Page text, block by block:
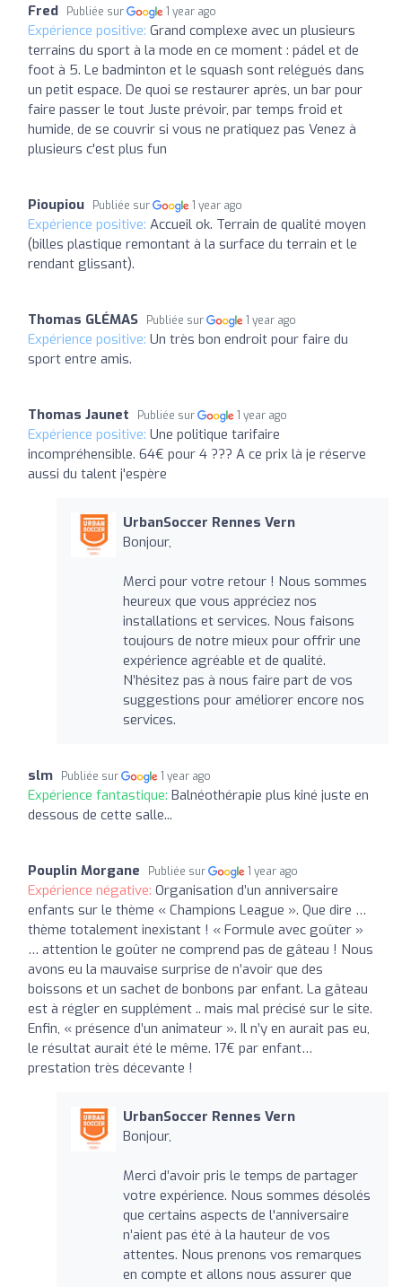
Fred Publiée sur 1 year ago
Expérience positive: Grand complexe avec un plusieurs
terrains du sport à la mode en ce moment : pádel et de
foot à 5. Le badminton et le squash sont relégués dans
un petit espace. De quoi se restaurer après, un bar pour
faire passer le tout Juste prévoir, par temps froid et
humide, de se couvrir si vous ne pratiquez pas Venez à
plusieurs c'est plus fun
Pioupiou Publiée sur 1 year ago
Expérience positive: Accueil ok. Terrain de qualité moyen
(billes plastique remontant à la surface du terrain et le
rendant glissant).
Thomas GLÉMAS Publiée sur 1 year ago
Expérience positive: Un très bon endroit pour faire du
sport entre amis.
Thomas Jaunet Publiée sur 1 year ago
Expérience positive: Une politique tarifaire
incompréhensible. 64€ pour 4 ??? A ce prix là je réserve
aussi du talent j'espère
UrbanSoccer Rennes Vern
Bonjour,
Merci pour votre retour ! Nous sommes
heureux que vous appréciez nos
installations et services. Nous faisons
toujours de notre mieux pour offrir une
expérience agréable et de qualité.
N’hésitez pas à nous faire part de vos
suggestions pour améliorer encore nos
services.
slm Publiée sur 1 year ago
Expérience fantastique: Balnéothérapie plus kiné juste en
dessous de cette salle...
Pouplin Morgane Publiée sur 1 year ago
Expérience négative: Organisation d’un anniversaire
enfants sur le thème « Champions League ». Que dire …
thème totalement inexistant ! « Formule avec goûter »
… attention le goûter ne comprend pas de gâteau ! Nous
avons eu la mauvaise surprise de n’avoir que des
boissons et un sachet de bonbons par enfant. La gâteau
est à régler en supplément .. mais mal précisé sur le site.
Enfin, « présence d’un animateur ». Il n’y en aurait pas eu,
le résultat aurait été le même. 17€ par enfant…
prestation très décevante !
UrbanSoccer Rennes Vern
Bonjour,
Merci d’avoir pris le temps de partager
votre expérience. Nous sommes désolés
que certains aspects de l'anniversaire
n’aient pas été à la hauteur de vos
attentes. Nous prenons vos remarques
en compte et allons nous assurer que